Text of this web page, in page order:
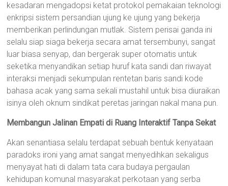
kesadaran mengadopsi ketat protokol pemakaian teknologi
enkripsi sistem persandian ujung ke ujung yang bekerja
memberikan perlindungan mutlak. Sistem perisai ganda ini
selalu siap siaga bekerja secara amat tersembunyi, sangat
luar biasa senyap, dan bergerak super otomatis untuk
seketika menyandikan setiap huruf kata sandi dan riwayat
interaksi menjadi sekumpulan rentetan baris sandi kode
bahasa acak yang sama sekali mustahil untuk bisa diuraikan
isinya oleh oknum sindikat peretas jaringan nakal mana pun.
Membangun Jalinan Empati di Ruang Interaktif Tanpa Sekat
Akan senantiasa selalu terdapat sebuah bentuk kenyataan
paradoks ironi yang amat sangat menyedihkan sekaligus
menyayat hati di dalam tata cara budaya pergaulan
kehidupan komunal masyarakat perkotaan yang serba